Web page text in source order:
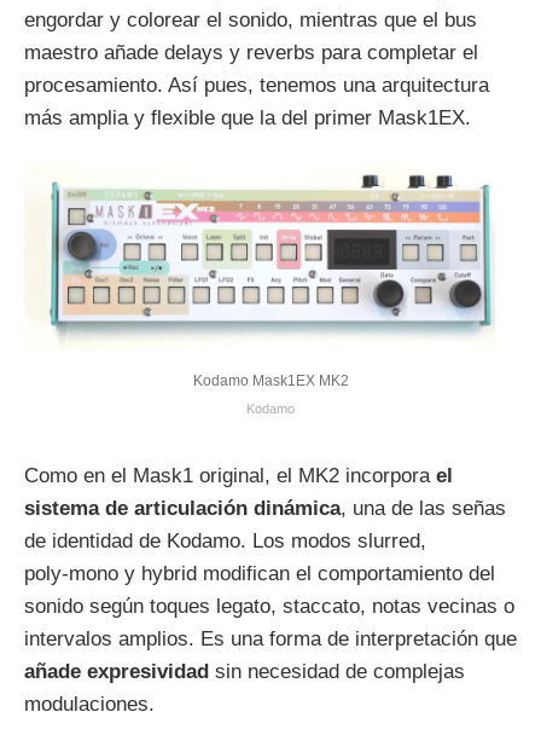
engordar y colorear el sonido, mientras que el bus
maestro añade delays y reverbs para completar el
procesamiento. Así pues, tenemos una arquitectura
más amplia y flexible que la del primer Mask1EX.
Kodamo Mask1EX MK2
Kodamo
Como en el Mask1 original, el MK2 incorpora el
sistema de articulación dinámica, una de las señas
de identidad de Kodamo. Los modos slurred,
poly‑mono y hybrid modifican el comportamiento del
sonido según toques legato, staccato, notas vecinas o
intervalos amplios. Es una forma de interpretación que
añade expresividad sin necesidad de complejas
modulaciones.